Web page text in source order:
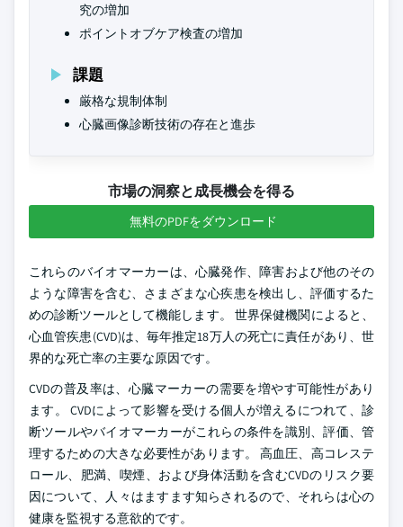
究の増加
ポイントオブケア検査の増加
課題
厳格な規制体制
心臓画像診断技術の存在と進歩
市場の洞察と成長機会を得る
無料のPDFをダウンロード
これらのバイオマーカーは、心臓発作、障害および他のその
ような障害を含む、さまざまな心疾患を検出し、評価するた
めの診断ツールとして機能します。 世界保健機関によると、
心血管疾患(CVD)は、毎年推定18万人の死亡に責任があり、世
界的な死亡率の主要な原因です。
CVDの普及率は、心臓マーカーの需要を増やす可能性があり
ます。 CVDによって影響を受ける個人が増えるにつれて、診
断ツールやバイオマーカーがこれらの条件を識別、評価、管
理するための大きな必要性があります。 高血圧、高コレステ
ロール、肥満、喫煙、および身体活動を含むCVDのリスク要
因について、人々はますます知らされるので、それらは心の
健康を監視する意欲的です。